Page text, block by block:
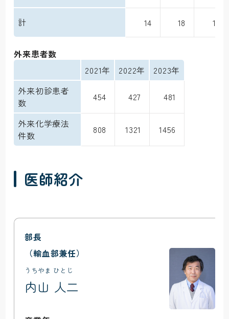
計 14 18 12
外来患者数
2021年
2022年
2023年
外来初診患者
数
454 427 481
外来化学療法
件数
808 1321 1456
医師紹介
部長
（輸血部兼任）
うちやま ひとじ
内山 人二